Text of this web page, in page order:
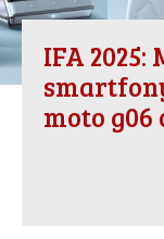
IFA
moto g06